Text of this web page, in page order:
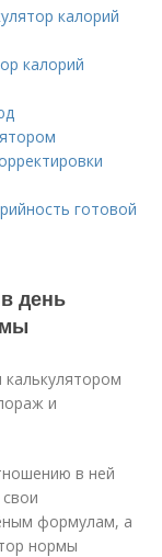
калорий
калорий
готовой
день
калькулятором
и
в ней
формулам, а
нормы